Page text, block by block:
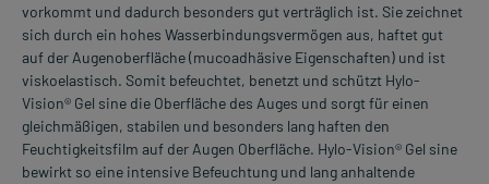
vorkommt und dadurch besonders gut verträglich ist. Sie zeichnet
sich durch ein hohes Wasserbindungsvermögen aus, haftet gut
auf der Augenoberfläche (mucoadhäsive Eigenschaften) und ist
viskoelastisch. Somit befeuchtet, benetzt und schützt Hylo-
Vision® Gel sine die Oberfläche des Auges und sorgt für einen
gleichmäßigen, stabilen und besonders lang haften den
Feuchtigkeitsfilm auf der Augen Oberfläche. Hylo-Vision® Gel sine
bewirkt so eine intensive Befeuchtung und lang anhaltende